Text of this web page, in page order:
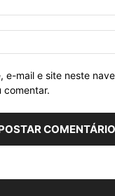
e-mail e site neste
comentar.